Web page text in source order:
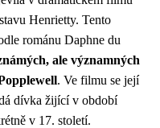
Henrietty. Tento
románu Daphne du
ale významných
. Ve filmu se její
dívka žijící v období
v 17. století.